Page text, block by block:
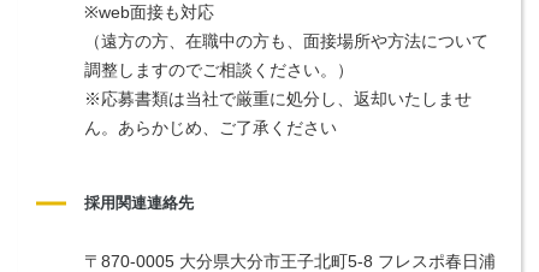
※web面接も対応
（遠方の方、在職中の方も、面接場所や方法について
調整しますのでご相談ください。）
※応募書類は当社で厳重に処分し、返却いたしませ
ん。あらかじめ、ご了承ください
採用関連連絡先
〒870-0005 大分県大分市王子北町5-8 フレスポ春日浦